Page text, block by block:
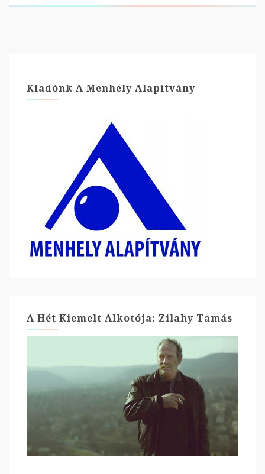
Kiadónk A Menhely Alapítvány
A Hét Kiemelt Alkotója: Zilahy Tamás